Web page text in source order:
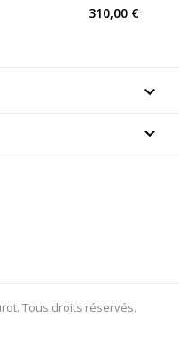
310,00 €


Tous droits réservés.